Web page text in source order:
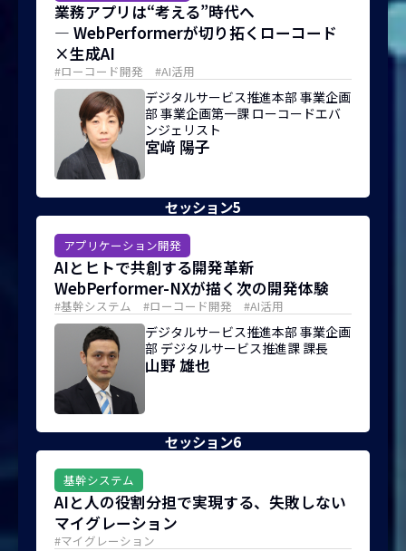
業務アプリは“考える”時代へ
― WebPerformerが切り拓くローコード
×生成AI
#ローコード開発 #AI活用
デジタルサービス推進本部 事業企画
部 事業企画第一課 ローコードエバ
ンジェリスト
宮﨑 陽子
セッション5
アプリケーション開発
AIとヒトで共創する開発革新
WebPerformer-NXが描く次の開発体験
#基幹システム #ローコード開発 #AI活用
デジタルサービス推進本部 事業企画
部 デジタルサービス推進課 課長
山野 雄也
セッション6
基幹システム
AIと人の役割分担で実現する、失敗しない
マイグレーション
#マイグレーション